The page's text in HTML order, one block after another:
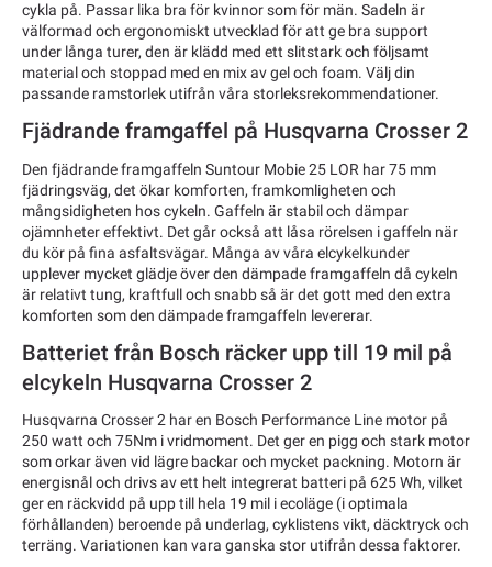
cykla på. Passar lika bra för kvinnor som för män. Sadeln är
välformad och ergonomiskt utvecklad för att ge bra support
under långa turer, den är klädd med ett slitstark och följsamt
material och stoppad med en mix av gel och foam. Välj din
passande ramstorlek utifrån våra storleksrekommendationer.
Fjädrande framgaffel på Husqvarna Crosser 2
Den fjädrande framgaffeln Suntour Mobie 25 LOR har 75 mm
fjädringsväg, det ökar komforten, framkomligheten och
mångsidigheten hos cykeln. Gaffeln är stabil och dämpar
ojämnheter effektivt. Det går också att låsa rörelsen i gaffeln när
du kör på fina asfaltsvägar. Många av våra elcykelkunder
upplever mycket glädje över den dämpade framgaffeln då cykeln
är relativt tung, kraftfull och snabb så är det gott med den extra
komforten som den dämpade framgaffeln levererar.
Batteriet från Bosch räcker upp till 19 mil på
elcykeln Husqvarna Crosser 2
Husqvarna Crosser 2 har en Bosch Performance Line motor på
250 watt och 75Nm i vridmoment. Det ger en pigg och stark motor
som orkar även vid lägre backar och mycket packning. Motorn är
energisnål och drivs av ett helt integrerat batteri på 625 Wh, vilket
ger en räckvidd på upp till hela 19 mil i ecoläge (i optimala
förhållanden) beroende på underlag, cyklistens vikt, däcktryck och
terräng. Variationen kan vara ganska stor utifrån dessa faktorer.